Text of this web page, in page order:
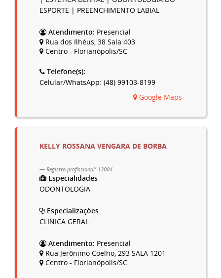
ESPORTE | PREENCHIMENTO LABIAL
Atendimento: Presencial
Rua dos Ilhéus, 38 Sala 403
Centro - Florianópolis/SC
Telefone(s):
Celular/WhatsApp: (48) 99103-8199
Google Maps
KELLY ROSSANA VENGARA DE BORBA
Registro profissional: 13004
Especialidades
ODONTOLOGIA
Especializações
CLINICA GERAL
Atendimento: Presencial
Rua Jerônimo Coelho, 293 SALA 1201
Centro - Florianópolis/SC